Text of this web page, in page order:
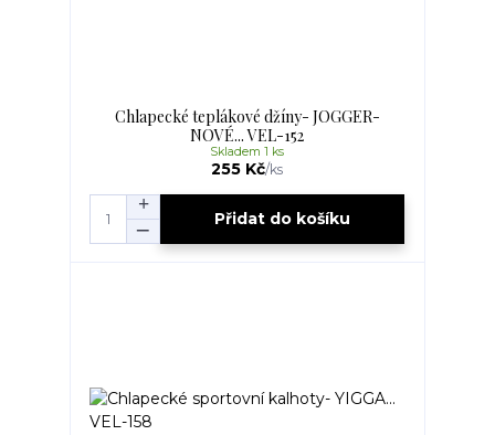
Chlapecké teplákové džíny- JOGGER-
NOVÉ... VEL-152
255 Kč/ks
Skladem 1 ks
Přidat do košíku